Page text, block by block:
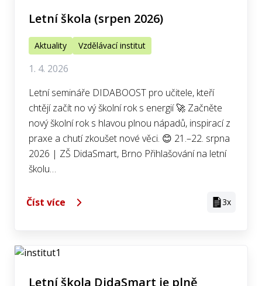
Letní škola (srpen 2026)
Aktuality Vzdělávací institut
1. 4. 2026
Letní semináře DIDABOOST pro učitele, kteří
chtějí začít no vý školní rok s energií 🚀 Začněte
nový školní rok s hlavou plnou nápadů, inspirací z
praxe a chutí zkoušet nové věci. 😊 21.–22. srpna
2026 | ZŠ DidaSmart, Brno Přihlašování na letní
školu…
Číst více 3x
Letní škola DidaSmart je plně